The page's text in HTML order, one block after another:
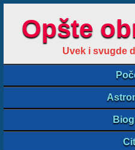
Opšte
Uvek i svugde